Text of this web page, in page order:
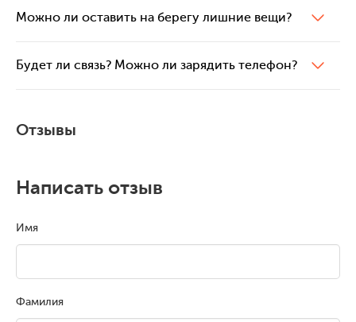
Можно ли оставить на берегу лишние вещи?
Будет ли связь? Можно ли зарядить телефон?
Отзывы
Написать отзыв
Имя
Фамилия